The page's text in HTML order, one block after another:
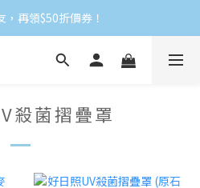
，再領$50折價券！
殺菌摺疊罩